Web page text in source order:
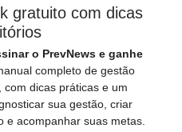
gratuito com dicas
o PrevNews e ganhe
completo de gestão
dicas práticas e um
sua gestão, criar
e acompanhar suas metas.